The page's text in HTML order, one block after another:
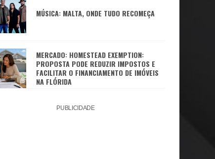
MÚSICA: MALTA, ONDE TUDO RECOMEÇA
MERCADO: HOMESTEAD EXEMPTION:
PROPOSTA PODE REDUZIR IMPOSTOS E
FACILITAR O FINANCIAMENTO DE IMÓVEIS
NA FLÓRIDA
PUBLICIDADE